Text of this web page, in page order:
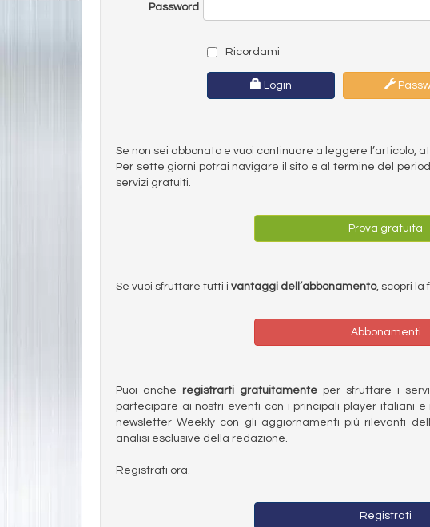
Password
Ricordami
Login
Se non sei abbonato e vuoi continuare a leggere l’articolo,
Per sette giorni potrai navigare il sito e al termine del
servizi gratuiti.
Prova gratuita
Se vuoi sfruttare tutti i vantaggi dell’abbonamento, scopri la
Abbonamenti
Puoi anche registrarti gratuitamenteper sfruttare i
partecipare ai nostri eventi con i principali player italiani
newsletter Weekly con gli aggiornamenti più rilevanti
analisi esclusive della redazione.
Registrati ora.
Registrati